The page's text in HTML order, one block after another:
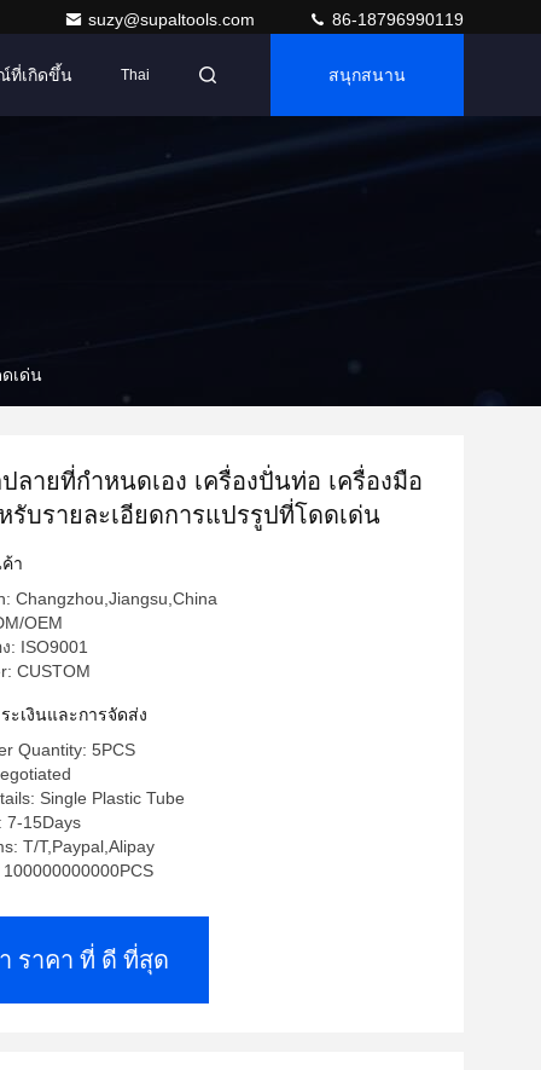
suzy@supaltools.com 86-18796990119
ที่เกิดขึ้น Thai สนุกสนาน
เด่น
ลายที่กําหนดเอง เครื่องปั่นท่อ เครื่องมือ
รับรายละเอียดการแปรรูปที่โดดเด่น
า
Changzhou,Jiangsu,China
OEM
: ISO9001
CUSTOM
ะเงินและการจัดส่ง
Quantity: 5PCS
Single Plastic Tube
7-15Days
T/T,Paypal,Alipay
ราคา ที่ ดี ที่สุด